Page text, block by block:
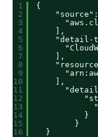
1
2
3
4
5
6
7
8
9
10
11
12
13
14
15
16
{
],
"detail-
],
],
}
}
}